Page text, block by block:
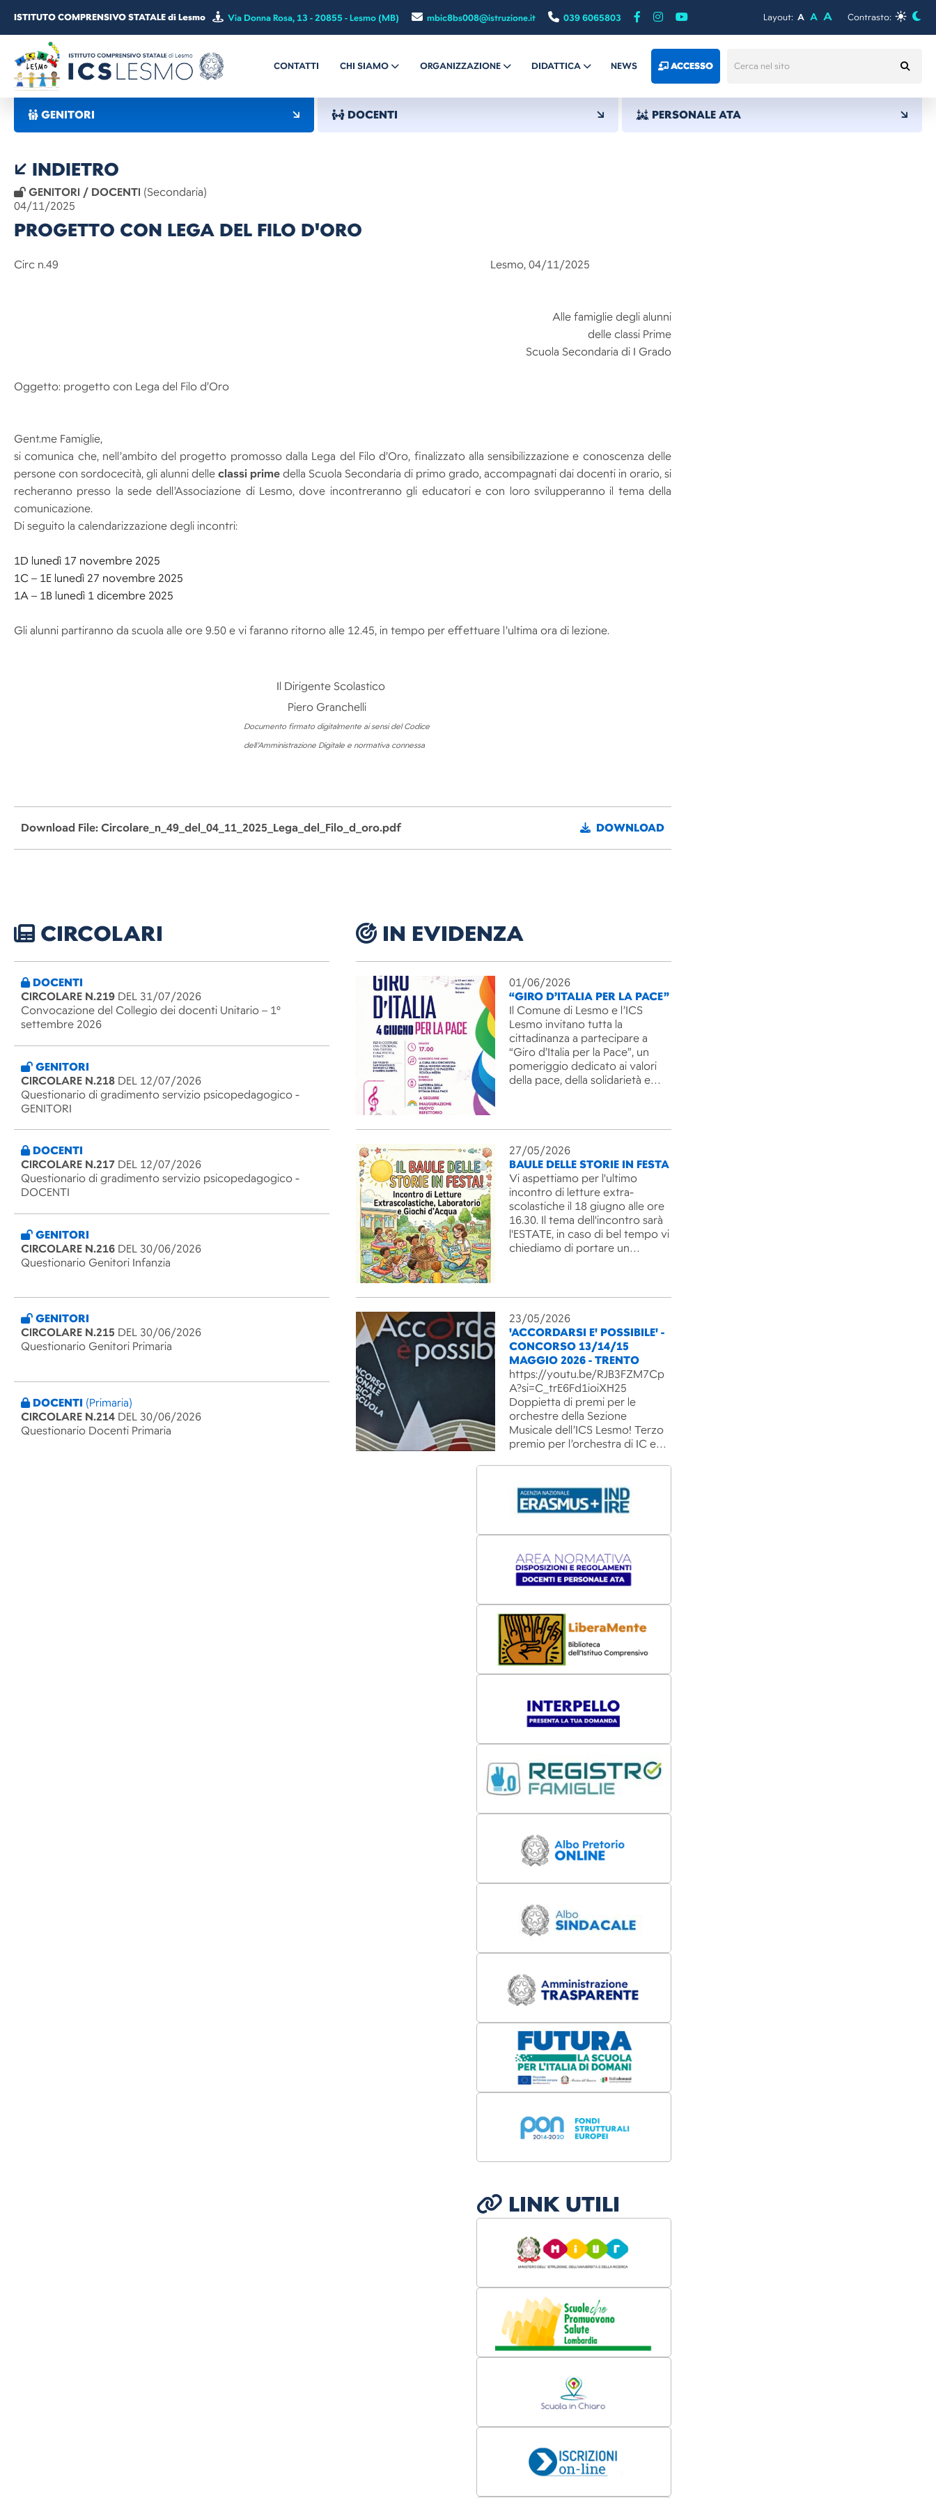
ISTITUTO COMPRENSIVO STATALE di Lesmo Via Donna Rosa, 13 - 20855 - Lesmo (MB) mbic8bs008@istruzione.it 039 6065803 Layout: A A A Contrasto:
CONTATTI CHI SIAMO ORGANIZZAZIONE DIDATTICA NEWS ACCESSO
GENITORI DOCENTI PERSONALE ATA
INDIETRO
GENITORI / DOCENTI (Secondaria)
04/11/2025
PROGETTO CON LEGA DEL FILO D'ORO
Circ n.49 Lesmo, 04/11/2025
Alle famiglie degli alunni
delle classi Prime
Scuola Secondaria di I Grado
Oggetto: progetto con Lega del Filo d’Oro
Gent.me Famiglie,
si comunica che, nell’ambito del progetto promosso dalla Lega del Filo d’Oro, finalizzato alla sensibilizzazione e conoscenza delle
persone con sordocecità, gli alunni delle classi prime della Scuola Secondaria di primo grado, accompagnati dai docenti in orario, si
recheranno presso la sede dell’Associazione di Lesmo, dove incontreranno gli educatori e con loro svilupperanno il tema della
comunicazione.
Di seguito la calendarizzazione degli incontri:
1D lunedì 17 novembre 2025
1C – 1E lunedì 27 novembre 2025
1A – 1B lunedì 1 dicembre 2025
Gli alunni partiranno da scuola alle ore 9.50 e vi faranno ritorno alle 12.45, in tempo per effettuare l’ultima ora di lezione.
Il Dirigente Scolastico
Piero Granchelli
Documento firmato digitalmente ai sensi del Codice
dell’Amministrazione Digitale e normativa connessa
Download File: Circolare_n_49_del_04_11_2025_Lega_del_Filo_d_oro.pdf DOWNLOAD
CIRCOLARI
DOCENTI
CIRCOLARE N.219 DEL 31/07/2026
Convocazione del Collegio dei docenti Unitario – 1°
settembre 2026
GENITORI
CIRCOLARE N.218 DEL 12/07/2026
Questionario di gradimento servizio psicopedagogico -
GENITORI
DOCENTI
CIRCOLARE N.217 DEL 12/07/2026
Questionario di gradimento servizio psicopedagogico -
DOCENTI
GENITORI
CIRCOLARE N.216 DEL 30/06/2026
Questionario Genitori Infanzia
GENITORI
CIRCOLARE N.215 DEL 30/06/2026
Questionario Genitori Primaria
DOCENTI (Primaria)
CIRCOLARE N.214 DEL 30/06/2026
Questionario Docenti Primaria
IN EVIDENZA
01/06/2026
“GIRO D’ITALIA PER LA PACE”
Il Comune di Lesmo e l’ICS
Lesmo invitano tutta la
cittadinanza a partecipare a
“Giro d’Italia per la Pace”, un
pomeriggio dedicato ai valori
della pace, della solidarietà e…
27/05/2026
BAULE DELLE STORIE IN FESTA
Vi aspettiamo per l'ultimo
incontro di letture extra-
scolastiche il 18 giugno alle ore
16.30. Il tema dell'incontro sarà
l'ESTATE, in caso di bel tempo vi
chiediamo di portare un…
23/05/2026
'ACCORDARSI E' POSSIBILE' -
CONCORSO 13/14/15
MAGGIO 2026 - TRENTO
https://youtu.be/RJB3FZM7Cp
A?si=C_trE6Fd1ioiXH25
Doppietta di premi per le
orchestre della Sezione
Musicale dell’ICS Lesmo! Terzo
premio per l’orchestra di IC e…
LINK UTILI